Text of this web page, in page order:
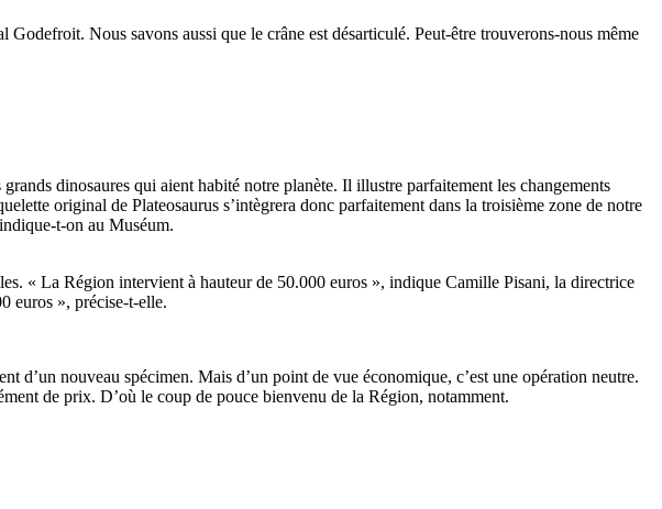
Nous savons aussi que le crâne est désarticulé. Peut-être trouverons-nous même
dinosaures qui aient habité notre planète. Il illustre parfaitement les changements
original de Plateosaurus s’intègrera donc parfaitement dans la troisième zone de notre
t-on au Muséum.
« La Région intervient à hauteur de 50.000 euros », indique Camille Pisani, la directrice
euros », précise-t-elle.
d’un nouveau spécimen. Mais d’un point de vue économique, c’est une opération neutre.
de prix. D’où le coup de pouce bienvenu de la Région, notamment.